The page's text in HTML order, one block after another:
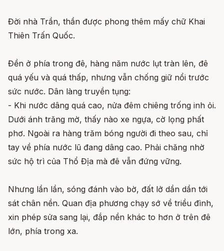
Đời nhà Trần, thần được phong thêm mấy chữ Khai
Thiên Trấn Quốc.
Đền ở phía trong đê, hàng năm nước lụt tràn lên, đê
quá yếu và quá thấp, nhưng vẫn chống giữ nổi trước
sức nước. Dân làng truyền tụng:
- Khi nước dâng quá cao, nửa đêm chiêng trống inh ỏi.
Dưới ánh trăng mờ, thấy nào xe ngựa, cờ lọng phất
phơ. Ngoài ra hàng trăm bóng người đi theo sau, chỉ
tay về phía nước lũ đang dâng cao. Phải chăng nhờ
sức hộ trì của Thổ Địa mà đê vẫn đứng vững.
Nhưng lần lần, sóng đánh vào bờ, đất lở dần dần tới
sát chân nền. Quan địa phương chạy sớ về triều đình,
xin phép sửa sang lại, đắp nền khác to hơn ở trên đê
lớn, phía trong xa.